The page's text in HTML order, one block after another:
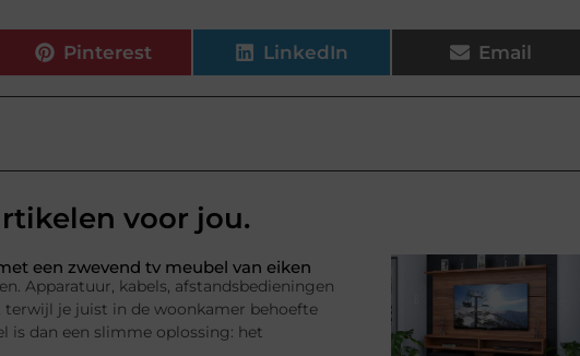
Pinterest LinkedIn Email
voor jou.
een zwevend tv meubel van eiken
Apparatuur, kabels, afstandsbedieningen
terwijl je juist in de woonkamer behoefte
is dan een slimme oplossing: het